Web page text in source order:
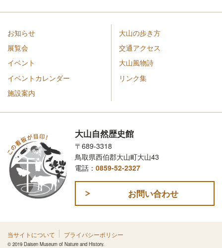
お知らせ
展覧会
イベント
イベントカレンダー
施設案内
大山の歩き方
交通アクセス
大山風物詩
リンク集
大山自然歴史館
〒689-3318
鳥取県西伯郡大山町大山43
電話：0859-52-2327
お問い合わせ
当サイトについて プライバシーポリシー
© 2019 Daisen Museum of Nature and History.